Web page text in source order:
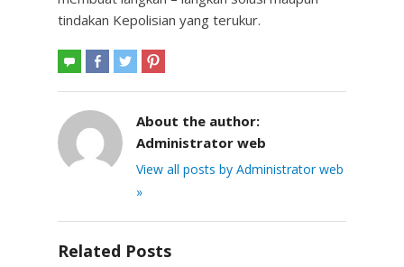
tindakan Kepolisian yang terukur.
About the author:
Administrator web
View all posts by Administrator web
»
Related Posts